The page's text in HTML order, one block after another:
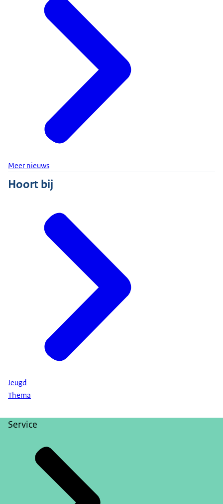
Meer nieuws
Hoort bij
Jeugd
Thema
Service